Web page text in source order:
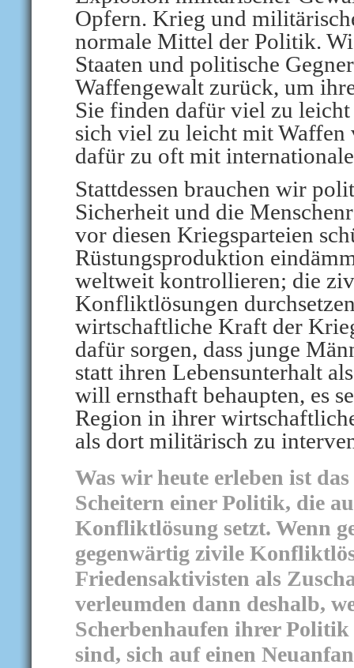
Opfern. Krieg und
normale Mittel der Politik.
Staaten und politische
Waffengewalt zurück, um
Sie finden dafür viel zu
sich viel zu leicht mit Waffen
dafür zu oft mit
Stattdessen brauchen wir
Sicherheit und die
vor diesen Kriegsparteien
Rüstungsproduktion
weltweit kontrollieren; die
Konfliktlösungen
wirtschaftliche Kraft der
dafür sorgen, dass junge
statt ihren Lebensunterhalt
will ernsthaft behaupten, es
Region in ihrer
als dort militärisch zu
Was wir heute erleben ist
Scheitern einer Politik, die
Konfliktlösung setzt. Wenn
gegenwärtig zivile
Friedensaktivisten als
verleumden dann deshalb,
Scherbenhaufen ihrer
sind, sich auf einen